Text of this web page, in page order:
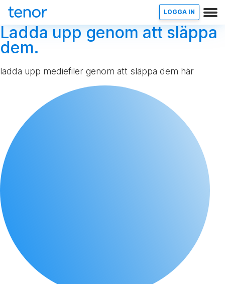
LOGGA IN
Ladda upp genom att släppa
dem.
ladda upp mediefiler genom att släppa dem här